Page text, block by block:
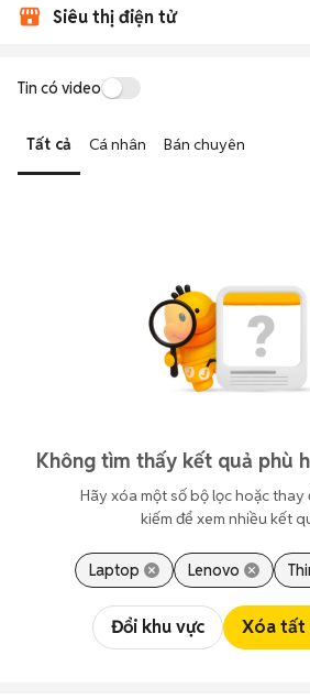
Siêu thị điện tử
Tin có video
Tất cả Cá nhân Bán chuyên
Không tìm thấy kết quả phù
Hãy xóa một số bộ lọc hoặc thay
kiếm để xem nhiều kết
Laptop Lenovo
Đổi khu vực Xóa tất